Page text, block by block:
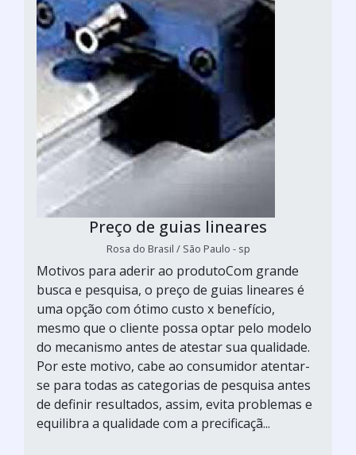
Preço de guias lineares
Rosa do Brasil / São Paulo - sp
Motivos para aderir ao produtoCom grande
busca e pesquisa, o preço de guias lineares é
uma opção com ótimo custo x benefício,
mesmo que o cliente possa optar pelo modelo
do mecanismo antes de atestar sua qualidade.
Por este motivo, cabe ao consumidor atentar-
se para todas as categorias de pesquisa antes
de definir resultados, assim, evita problemas e
equilibra a qualidade com a precificaçã...